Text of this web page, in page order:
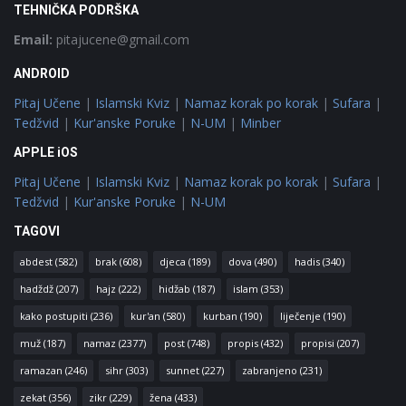
TEHNIČKA PODRŠKA
Email: pitajucene@gmail.com
ANDROID
Pitaj Učene | Islamski Kviz | Namaz korak po korak | Sufara |
Tedžvid | Kur'anske Poruke | N-UM | Minber
APPLE iOS
Pitaj Učene | Islamski Kviz | Namaz korak po korak | Sufara |
Tedžvid | Kur'anske Poruke | N-UM
TAGOVI
abdest (582) brak (608) djeca (189) dova (490) hadis (340)
hadždž (207) hajz (222) hidžab (187) islam (353)
kako postupiti (236) kur'an (580) kurban (190) liječenje (190)
muž (187) namaz (2377) post (748) propis (432) propisi (207)
ramazan (246) sihr (303) sunnet (227) zabranjeno (231)
zekat (356) zikr (229) žena (433)